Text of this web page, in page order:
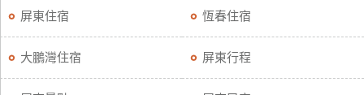
屏東住宿 恆春住宿
大鵬灣住宿 屏東行程